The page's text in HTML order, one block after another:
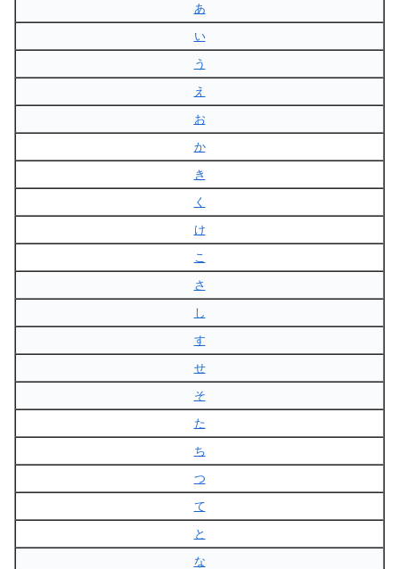
あ
い
う
え
お
か
き
く
け
こ
さ
し
す
せ
そ
た
ち
つ
て
と
な